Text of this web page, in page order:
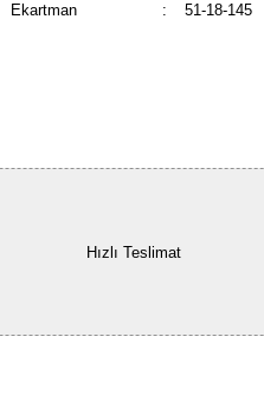
Ekartman : 51-18-145
Hızlı Teslimat